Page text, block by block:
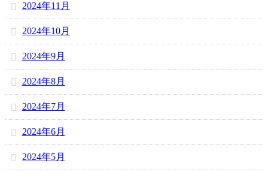
2024年11月
2024年10月
2024年9月
2024年8月
2024年7月
2024年6月
2024年5月